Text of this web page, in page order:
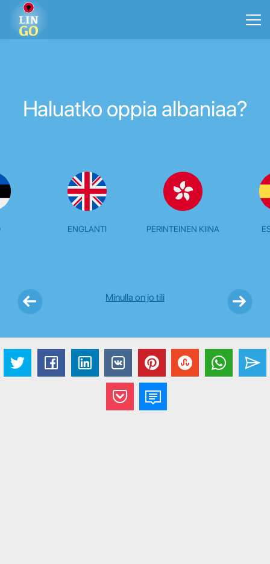
Haluatko oppia albaniaa?
ENGLANTI PERINTEINEN KIINA
Minulla on jo tili